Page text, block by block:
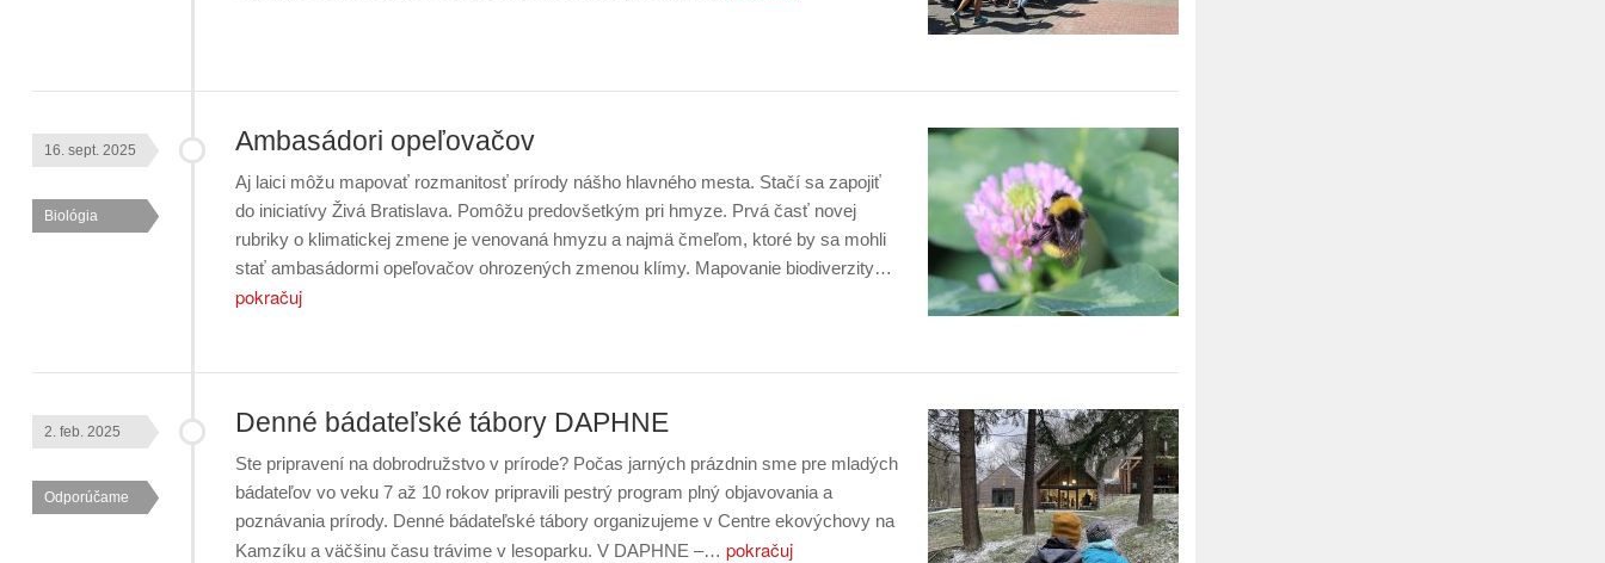
Ambasádori opeľovačov
16. sept. 2025
Biológia
Aj laici môžu mapovať rozmanitosť prírody nášho hlavného mesta. Stačí sa zapojiť
do iniciatívy Živá Bratislava. Pomôžu predovšetkým pri hmyze. Prvá časť novej
rubriky o klimatickej zmene je venovaná hmyzu a najmä čmeľom, ktoré by sa mohli
stať ambasádormi opeľovačov ohrozených zmenou klímy. Mapovanie biodiverzity…
pokračuj
Denné bádateľské tábory DAPHNE
2. feb. 2025
Odporúčame
Ste pripravení na dobrodružstvo v prírode? Počas jarných prázdnin sme pre mladých
bádateľov vo veku 7 až 10 rokov pripravili pestrý program plný objavovania a
poznávania prírody. Denné bádateľské tábory organizujeme v Centre ekovýchovy na
Kamzíku a väčšinu času trávime v lesoparku. V DAPHNE –… pokračuj